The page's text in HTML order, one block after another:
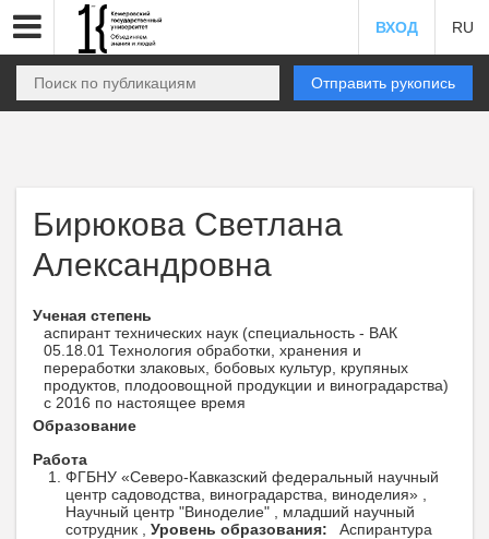
ВХОД RU
Отправить рукопись
Бирюкова Светлана
Александровна
Ученая степень
аспирант технических наук (специальность - ВАК
05.18.01 Технология обработки, хранения и
переработки злаковых, бобовых культур, крупяных
продуктов, плодоовощной продукции и виноградарства)
с 2016 по настоящее время
Образование
Работа
ФГБНУ «Северо-Кавказский федеральный научный
центр садоводства, виноградарства, виноделия» ,
Научный центр "Виноделие" , младший научный
сотрудник , Уровень образования:
Аспирантура